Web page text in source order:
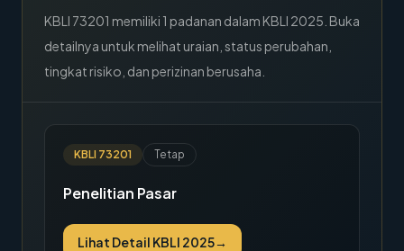
KBLI 73201 memiliki 1 padanan dalam KBLI 2025. Buka
detailnya untuk melihat uraian, status perubahan,
tingkat risiko, dan perizinan berusaha.
KBLI 73201 Tetap
Penelitian Pasar
Lihat Detail KBLI 2025→